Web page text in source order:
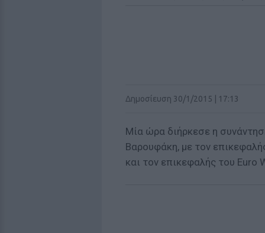
Δημοσίευση 30/1/2015 | 17:13
Μία ώρα διήρκεσε η
Βαρουφάκη, με τον
και τον επικεφαλής του Euro